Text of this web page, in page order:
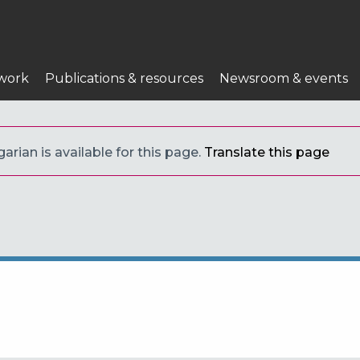
Publications & resources Newsroom & events
is available for this page. Translate this page